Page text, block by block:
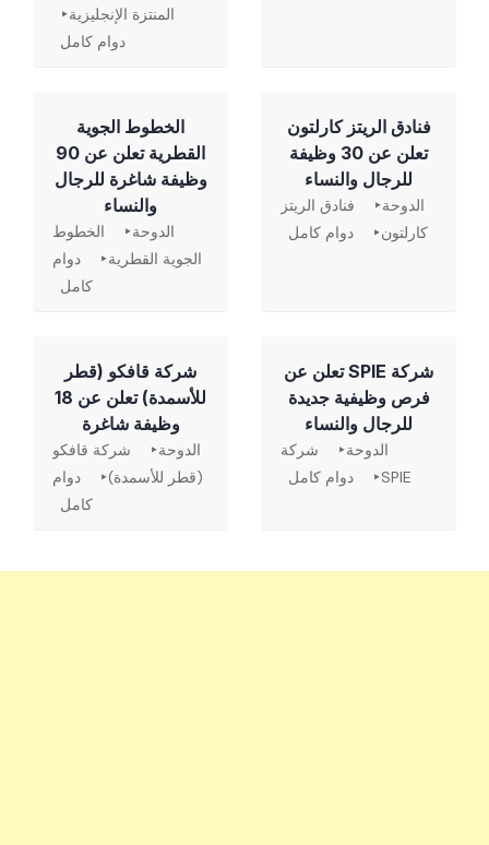
المنتزة الإنجليزية
دوام كامل
فنادق الريتز كارلتون
تعلن عن 30 وظيفة
للرجال والنساء
الدوحة
فنادق الريتز
كارلتون
دوام كامل
الخطوط الجوية
القطرية تعلن عن 90
وظيفة شاغرة للرجال
والنساء
الدوحة
الخطوط
الجوية القطرية
دوام
كامل
شركة SPIE تعلن عن
فرص وظيفية جديدة
للرجال والنساء
الدوحة
شركة
SPIE
دوام كامل
شركة قافكو (قطر
للأسمدة) تعلن عن 18
وظيفة شاغرة
الدوحة
شركة قافكو
(قطر للأسمدة)
دوام
كامل